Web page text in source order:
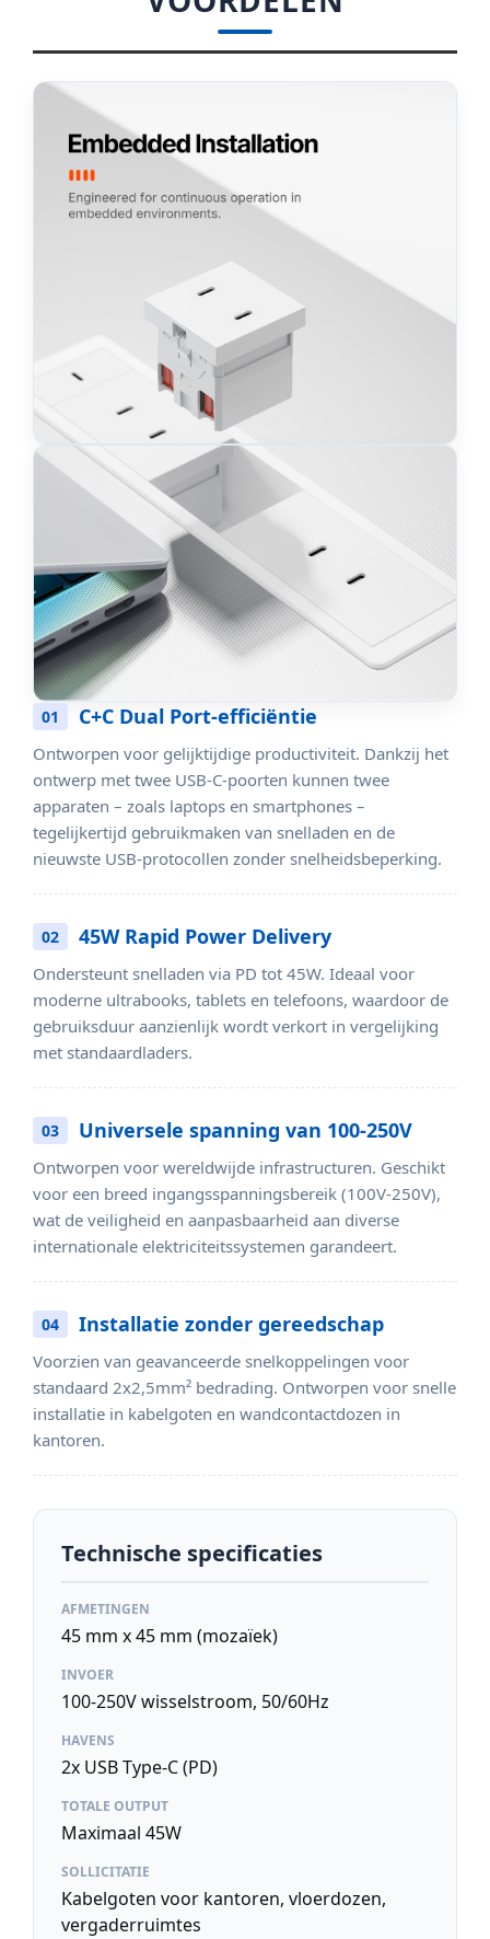
01 C+C Dual Port-efficiëntie
Ontworpen voor gelijktijdige productiviteit. Dankzij het
ontwerp met twee USB-C-poorten kunnen twee
apparaten – zoals laptops en smartphones –
tegelijkertijd gebruikmaken van snelladen en de
nieuwste USB-protocollen zonder snelheidsbeperking.
02 45W Rapid Power Delivery
Ondersteunt snelladen via PD tot 45W. Ideaal voor
moderne ultrabooks, tablets en telefoons, waardoor de
gebruiksduur aanzienlijk wordt verkort in vergelijking
met standaardladers.
03 Universele spanning van 100-250V
Ontworpen voor wereldwijde infrastructuren. Geschikt
voor een breed ingangsspanningsbereik (100V-250V),
wat de veiligheid en aanpasbaarheid aan diverse
internationale elektriciteitssystemen garandeert.
04 Installatie zonder gereedschap
Voorzien van geavanceerde snelkoppelingen voor
standaard 2x2,5mm² bedrading. Ontworpen voor snelle
installatie in kabelgoten en wandcontactdozen in
kantoren.
Technische specificaties
AFMETINGEN
45 mm x 45 mm (mozaïek)
INVOER
100-250V wisselstroom, 50/60Hz
HAVENS
2x USB Type-C (PD)
TOTALE OUTPUT
Maximaal 45W
SOLLICITATIE
Kabelgoten voor kantoren, vloerdozen,
vergaderruimtes